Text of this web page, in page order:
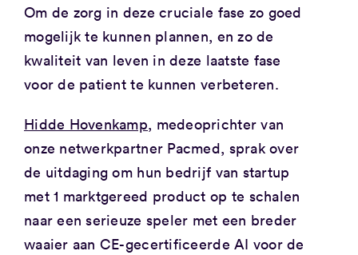
Om de zorg in deze cruciale fase zo goed
mogelijk te kunnen plannen, en zo de
kwaliteit van leven in deze laatste fase
voor de patient te kunnen verbeteren.
Hidde Hovenkamp, medeoprichter van
onze netwerkpartner Pacmed, sprak over
de uitdaging om hun bedrijf van startup
met 1 marktgereed product op te schalen
naar een serieuze speler met een breder
waaier aan CE-gecertificeerde AI voor de